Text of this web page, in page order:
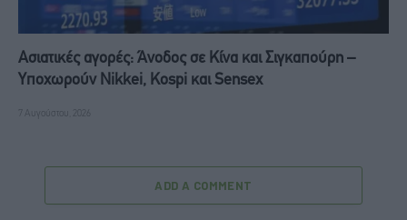
Ασιατικές αγορές: Άνοδος σε Κίνα και Σιγκαπούρη –
Υποχωρούν Nikkei, Kospi και Sensex
7 Αυγούστου, 2026
ADD A COMMENT